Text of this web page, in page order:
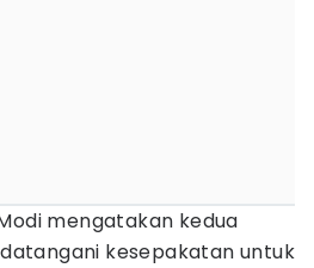
mengatakan kedua
kesepakatan untuk